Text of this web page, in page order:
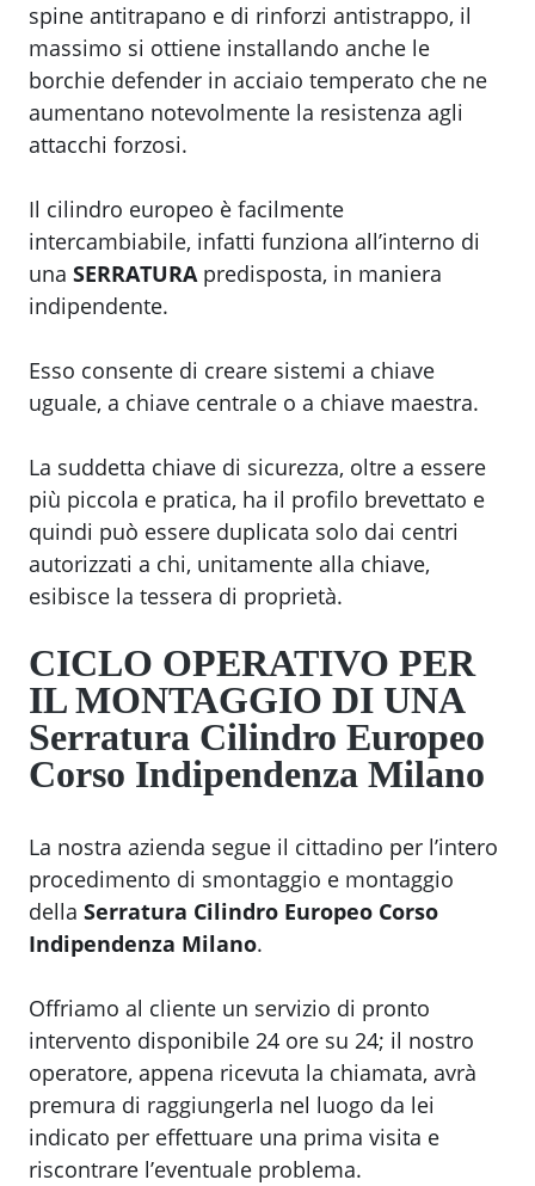
spine antitrapano e di rinforzi antistrappo, il
massimo si ottiene installando anche le
borchie defender in acciaio temperato che ne
aumentano notevolmente la resistenza agli
attacchi forzosi.
Il cilindro europeo è facilmente
intercambiabile, infatti funziona all’interno di
una SERRATURApredisposta, in maniera
indipendente.
Esso consente di creare sistemi a chiave
uguale, a chiave centrale o a chiave maestra.
La suddetta chiave di sicurezza, oltre a essere
più piccola e pratica, ha il profilo brevettato e
quindi può essere duplicata solo dai centri
autorizzati a chi, unitamente alla chiave,
esibisce la tessera di proprietà.
CICLO OPERATIVO PER
IL MONTAGGIO DI UNA
Serratura Cilindro Europeo
Corso Indipendenza Milano
La nostra azienda segue il cittadino per l’intero
procedimento di smontaggio e montaggio
della Serratura Cilindro Europeo Corso
Indipendenza Milano.
Offriamo al cliente un servizio di pronto
intervento disponibile 24 ore su 24; il nostro
operatore, appena ricevuta la chiamata, avrà
premura di raggiungerla nel luogo da lei
indicato per effettuare una prima visita e
riscontrare l’eventuale problema.